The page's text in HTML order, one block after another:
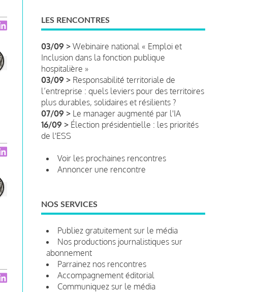
LES RENCONTRES
03/09 > Webinaire national « Emploi et
Inclusion dans la fonction publique
hospitalière »
03/09 > Responsabilité territoriale de
l’entreprise : quels leviers pour des territoires
plus durables, solidaires et résilients ?
07/09 > Le manager augmenté par l'IA
16/09 > Élection présidentielle : les priorités
de l'ESS
Voir les prochaines rencontres
Annoncer une rencontre
NOS SERVICES
Publiez gratuitement sur le média
Nos productions journalistiques sur
abonnement
Parrainez nos rencontres
Accompagnement éditorial
Communiquez sur le média